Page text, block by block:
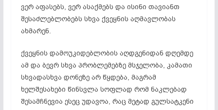
ვერ აფასებს, ვერ ასაქმებს და ისინი თავიანთ
შესაძლებლობებს სხვა ქვეყნის აღმავლობას
ახმარენ.
ქვეყნის დამოუკიდებლობის აღდგენიდან დღემდე
ამ და ბევრ სხვა პრობლემებზე მსჯელობა, კამათი
სხვადასხვა დონეზე არ წყდება, მაგრამ
ხელშესახები წინსვლა სოფლად რომ ნაკლებად
შესამჩნევია ესეც უდავოა, რაც მეტად გულსატკენი